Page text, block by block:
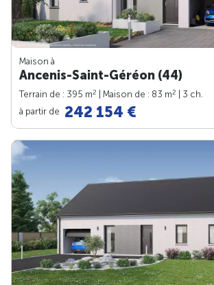
Maison à
Ancenis-Saint-Géréon (44)
Terrain de : 395 m2 | Maison de : 83 m2
| 3 ch.
à partir de 242 154 €